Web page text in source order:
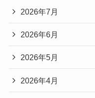
2026年7月
2026年6月
2026年5月
2026年4月